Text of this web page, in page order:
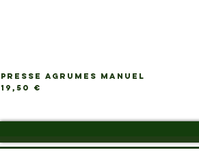
PRESSE AGRUMES MANUEL
Prix
19,50 €